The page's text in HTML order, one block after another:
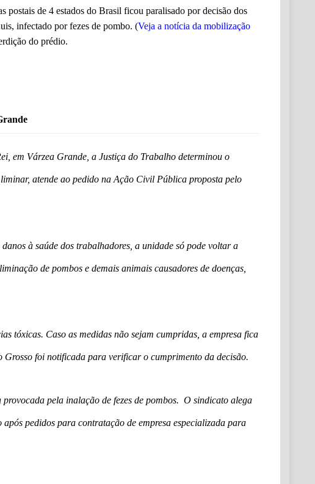
postais de 4 estados do Brasil ficou paralisado por decisão dos
infectado por fezes de pombo. (Veja a notícia da mobilização
do prédio.
em Várzea Grande, a Justiça do Trabalho determinou o
atende ao pedido na Ação Civil Pública proposta pelo
à saúde dos trabalhadores, a unidade só pode voltar a
de pombos e demais animais causadores de doenças,
tóxicas. Caso as medidas não sejam cumpridas, a empresa fica
foi notificada para verificar o cumprimento da decisão.
pela inalação de fezes de pombos. O sindicato alega
pedidos para contratação de empresa especializada para